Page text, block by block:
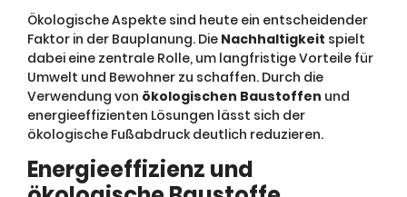
Ökologische Aspekte sind heute ein entscheidender
Faktor in der Bauplanung. Die Nachhaltigkeit spielt
dabei eine zentrale Rolle, um langfristige Vorteile für
Umwelt und Bewohner zu schaffen. Durch die
Verwendung von ökologischen Baustoffen und
energieeffizienten Lösungen lässt sich der
ökologische Fußabdruck deutlich reduzieren.
Energieeffizienz und